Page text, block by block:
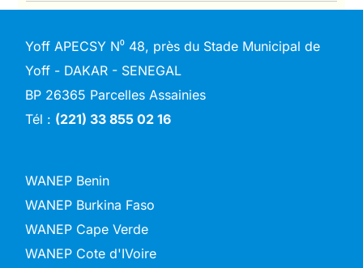
Yoff APECSY N⁰ 48, près du Stade Municipal de
Yoff - DAKAR - SENEGAL
BP 26365 Parcelles Assainies
Tél : (221) 33 855 02 16
WANEP Benin
WANEP Burkina Faso
WANEP Cape Verde
WANEP Cote d'IVoire